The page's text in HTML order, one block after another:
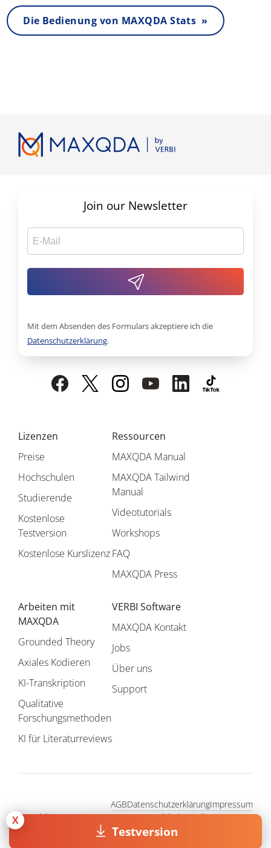
Testversion
X
Die Bedienung von MAXQDA Stats »
Lizenzen
Preise
Hochschulen
Studierende
Kostenlose
Testversion
Kostenlose Kurslizenz
Ressourcen
MAXQDA Manual
MAXQDA Tailwind
Manual
Videotutorials
Workshops
FAQ
MAXQDA Press
Arbeiten mit
MAXQDA
Grounded Theory
Axiales Kodieren
KI-Transkription
Qualitative
Forschungsmethoden
KI für Literaturreviews
VERBI Software
MAXQDA Kontakt
Jobs
Über uns
Support
Join our Newsletter
Mit dem Absenden des Formulars akzeptiere ich die
Datenschutzerklärung.
Copyright © 1995 - 2026, MAXQDA - Vertrieb durch die VERBI
GmbH. Alle Rechte vorbehalten.
Impressum
Datenschutzerklärung
AGB